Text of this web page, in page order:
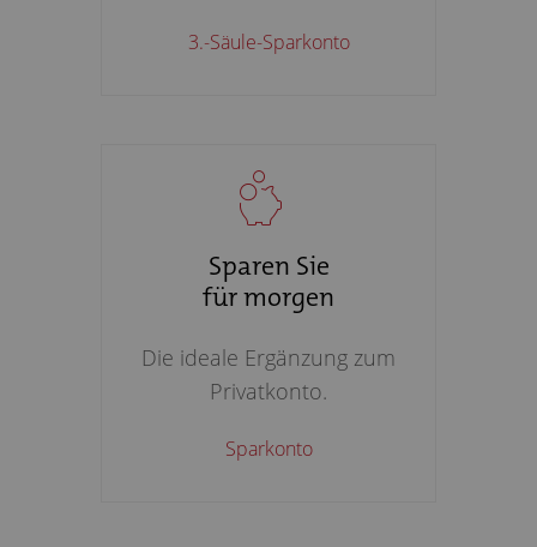
3.-Säule-Sparkonto
Sparen Sie
für morgen
Die ideale Ergänzung zum
Privatkonto.
Sparkonto